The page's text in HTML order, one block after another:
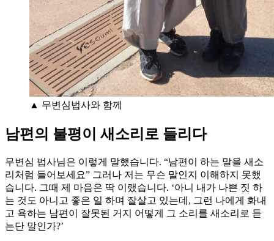
▲ 무변심법사와 함께
남편의 불평이 새소리로 들리다
무변심 법사님은 이렇게 말했습니다. “남편이 하는 말을 새소
리처럼 들어보세요” 그러나 저는 무슨 말인지 이해하지 못했
습니다. 그때 제 마음은 딱 이랬습니다. ‘아니 내가 나쁜 짓 하
는 것도 아니고 좋은 일 하며 잘살고 있는데, 그런 나에게 화내
고 욕하는 남편이 잘못된 거지 어떻게 그 소리를 새소리로 듣
는단 말인가?’